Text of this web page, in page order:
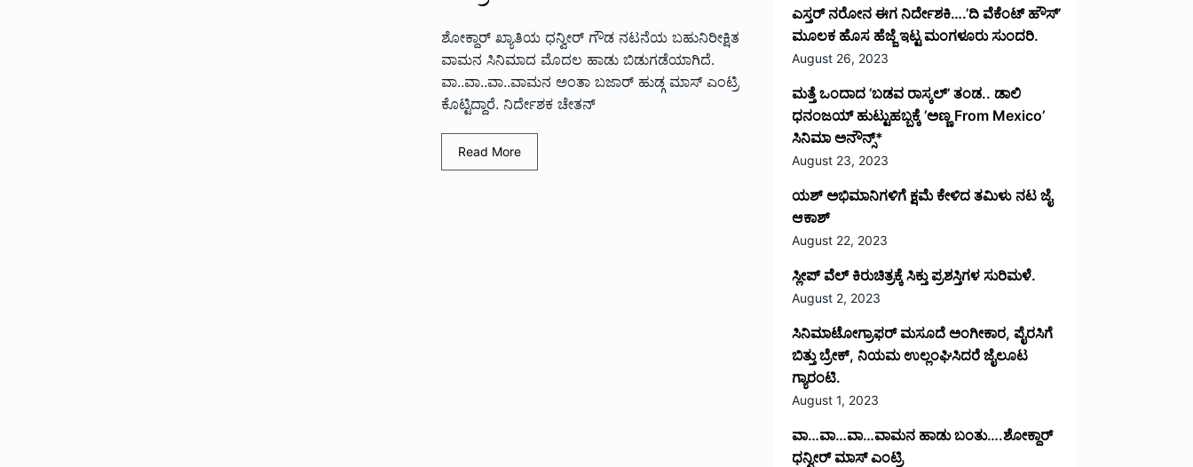
ಶೋಕ್ದಾರ್ ಖ್ಯಾತಿಯ ಧನ್ವೀರ್ ಗೌಡ ನಟನೆಯ ಬಹುನಿರೀಕ್ಷಿತ
ವಾಮನ ಸಿನಿಮಾದ ಮೊದಲ ಹಾಡು ಬಿಡುಗಡೆಯಾಗಿದೆ.
ವಾ..ವಾ..ವಾ..ವಾಮನ ಅಂತಾ ಬಜಾರ್ ಹುಡ್ಗ ಮಾಸ್ ಎಂಟ್ರಿ
ಕೊಟ್ಟಿದ್ದಾರೆ. ನಿರ್ದೇಶಕ ಚೇತನ್
Read More
ಎಸ್ತರ್ ನರೋನ ಈಗ ನಿರ್ದೇಶಕಿ….’ದಿ ವೆಕೆಂಟ್ ಹೌಸ್‌’‌
ಮೂಲಕ ಹೊಸ ಹೆಜ್ಜೆ ಇಟ್ಟ ಮಂಗಳೂರು ಸುಂದರಿ.
August 26, 2023
ಮತ್ತೆ ಒಂದಾದ ’ಬಡವ ರಾಸ್ಕಲ್’ ತಂಡ.. ಡಾಲಿ
ಧನಂಜಯ್ ಹುಟ್ಟುಹಬ್ಬಕ್ಕೆ ’ಅಣ್ಣ From Mexico’
ಸಿನಿಮಾ ಅನೌನ್ಸ್*
August 23, 2023
ಯಶ್ ಅಭಿಮಾನಿಗಳಿಗೆ ಕ್ಷಮೆ ಕೇಳಿದ ತಮಿಳು ನಟ ಜೈ
ಆಕಾಶ್
August 22, 2023
ಸ್ಲೀಪ್ ವೆಲ್ ಕಿರುಚಿತ್ರಕ್ಕೆ ಸಿಕ್ತು ಪ್ರಶಸ್ತಿಗಳ ಸುರಿಮಳೆ.
August 2, 2023
ಸಿನಿಮಾಟೋಗ್ರಾಫರ್ ಮಸೂದೆ ಅಂಗೀಕಾರ, ಪೈರಸಿಗೆ
ಬಿತ್ತು ಬ್ರೇಕ್, ನಿಯಮ ಉಲ್ಲಂಘಿಸಿದರೆ ಜೈಲೂಟ
ಗ್ಯಾರಂಟಿ.
August 1, 2023
ವಾ…ವಾ…ವಾ…ವಾಮನ ಹಾಡು ಬಂತು….ಶೋಕ್ದಾರ್
ಧನ್ವೀರ್ ಮಾಸ್ ಎಂಟ್ರಿ